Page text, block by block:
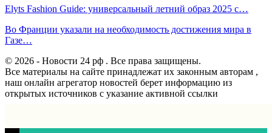
Elyts Fashion Guide: универсальный летний образ 2025 с…
Во Франции указали на необходимость достижения мира в
Газе…
© 2026 - Новости 24 рф . Все права защищены.
Все материалы на сайте принадлежат их законным авторам ,
наш онлайн агрегатор новостей берет информацию из
открытых источников с указание активной ссылки